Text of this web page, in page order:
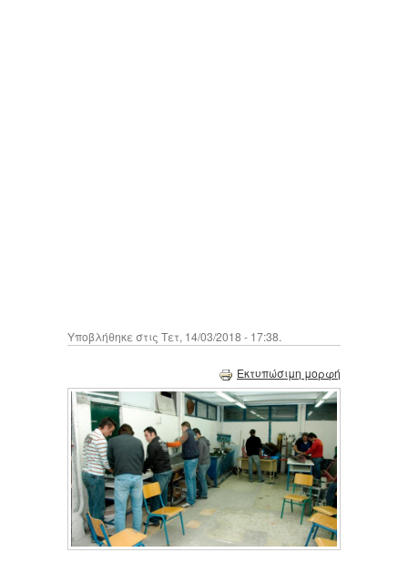
Υποβλήθηκε στις Τετ, 14/03/2018 - 17:38.
Εκτυπώσιμη μορφή